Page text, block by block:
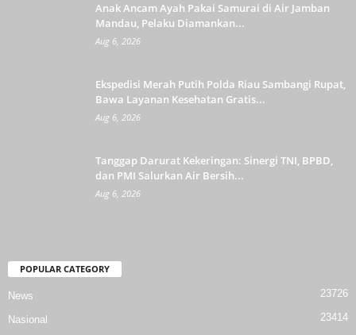
Anak Ancam Ayah Pakai Samurai di Air Jamban
Mandau, Pelaku Diamankan...
Aug 6, 2026
Ekspedisi Merah Putih Polda Riau Sambangi Rupat,
Bawa Layanan Kesehatan Gratis...
Aug 6, 2026
Tanggap Darurat Kekeringan: Sinergi TNI, BPBD,
dan PMI Salurkan Air Bersih...
Aug 6, 2026
POPULAR CATEGORY
News 23726
Nasional 23414